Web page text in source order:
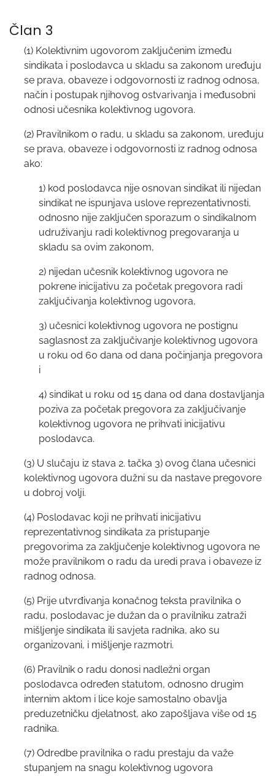
Član 3
(1) Kolektivnim ugovorom zaključenim između
sindikata i poslodavca u skladu sa zakonom uređuju
se prava, obaveze i odgovornosti iz radnog odnosa,
način i postupak njihovog ostvarivanja i međusobni
odnosi učesnika kolektivnog ugovora.
(2) Pravilnikom o radu, u skladu sa zakonom, uređuju
se prava, obaveze i odgovornosti iz radnog odnosa
ako:
1) kod poslodavca nije osnovan sindikat ili nijedan
sindikat ne ispunjava uslove reprezentativnosti,
odnosno nije zaključen sporazum o sindikalnom
udruživanju radi kolektivnog pregovaranja u
skladu sa ovim zakonom,
2) nijedan učesnik kolektivnog ugovora ne
pokrene inicijativu za početak pregovora radi
zaključivanja kolektivnog ugovora,
3) učesnici kolektivnog ugovora ne postignu
saglasnost za zaključivanje kolektivnog ugovora
u roku od 60 dana od dana počinjanja pregovora
i
4) sindikat u roku od 15 dana od dana dostavljanja
poziva za početak pregovora za zaključivanje
kolektivnog ugovora ne prihvati inicijativu
poslodavca.
(3) U slučaju iz stava 2. tačka 3) ovog člana učesnici
kolektivnog ugovora dužni su da nastave pregovore
u dobroj volji.
(4) Poslodavac koji ne prihvati inicijativu
reprezentativnog sindikata za pristupanje
pregovorima za zaključenje kolektivnog ugovora ne
može pravilnikom o radu da uredi prava i obaveze iz
radnog odnosa.
(5) Prije utvrđivanja konačnog teksta pravilnika o
radu, poslodavac je dužan da o pravilniku zatraži
mišljenje sindikata ili savjeta radnika, ako su
organizovani, i mišljenje razmotri.
(6) Pravilnik o radu donosi nadležni organ
poslodavca određen statutom, odnosno drugim
internim aktom i lice koje samostalno obavlja
preduzetničku djelatnost, ako zapošljava više od 15
radnika.
(7) Odredbe pravilnika o radu prestaju da važe
stupanjem na snagu kolektivnog ugovora